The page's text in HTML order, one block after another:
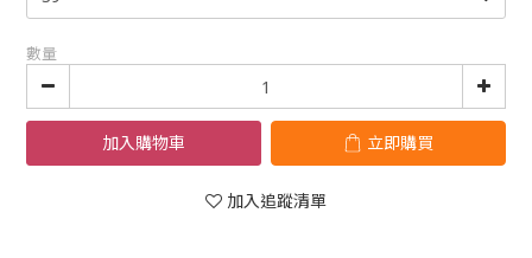
數量
加入購物車 立即購買
加入追蹤清單